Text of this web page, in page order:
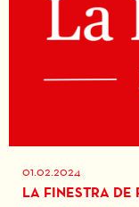
01.02.2024
LA FINESTRA DE